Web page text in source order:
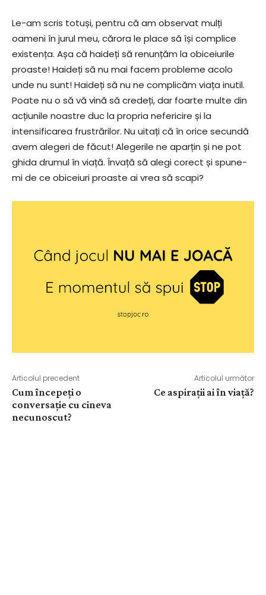
Le-am scris totuși, pentru că am observat mulți
oameni în jurul meu, cărora le place să își complice
existența. Așa că haideți să renunțăm la obiceiurile
proaste! Haideți să nu mai facem probleme acolo
unde nu sunt! Haideți să nu ne complicăm viața inutil.
Poate nu o să vă vină să credeți, dar foarte multe din
acțiunile noastre duc la propria nefericire și la
intensificarea frustrărilor. Nu uitați că în orice secundă
avem alegeri de făcut! Alegerile ne aparțin și ne pot
ghida drumul în viață. Învață să alegi corect și spune-
mi de ce obiceiuri proaste ai vrea să scapi?
Articolul precedent
Cum începeți o
conversație cu cineva
necunoscut?
Articolul următor
Ce aspirații ai în viață?